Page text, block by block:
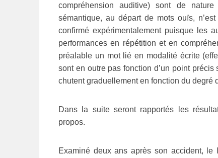
compréhension auditive) sont de
sémantique, au départ de mots ouïs,
confirmé expérimentalement puisque les
performances en répétition et en
préalable un mot lié en modalité écrite
sont en outre pas fonction d’un point
chutent graduellement en fonction du degré
Dans la suite seront rapportés les
propos.
Examiné deux ans après son accident,